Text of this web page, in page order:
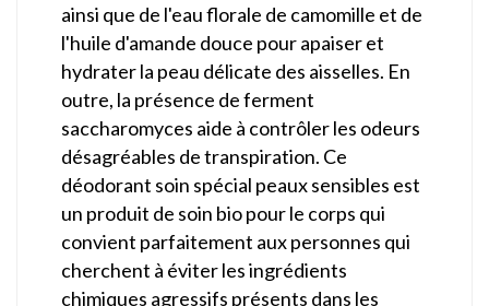
ainsi que de l'eau florale de camomille et de
l'huile d'amande douce pour apaiser et
hydrater la peau délicate des aisselles. En
outre, la présence de ferment
saccharomyces aide à contrôler les odeurs
désagréables de transpiration. Ce
déodorant soin spécial peaux sensibles est
un produit de soin bio pour le corps qui
convient parfaitement aux personnes qui
cherchent à éviter les ingrédients
chimiques agressifs présents dans les